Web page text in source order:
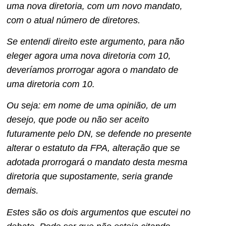
uma nova diretoria, com um novo mandato,
com o atual número de diretores.
Se entendi direito este argumento, para não
eleger agora uma nova diretoria com 10,
deveríamos prorrogar agora o mandato de
uma diretoria com 10.
Ou seja: em nome de uma opinião, de um
desejo, que pode ou não ser aceito
futuramente pelo DN, se defende no presente
alterar o estatuto da FPA, alteração que se
adotada prorrogará o mandato desta mesma
diretoria que supostamente, seria grande
demais.
Estes são os dois argumentos que escutei no